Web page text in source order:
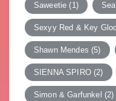
Saweetie (1)
Sexyy Red & Key
Shawn Mendes (5)
SIENNA SPIRO(2)
Simon & Garfunkel (2)